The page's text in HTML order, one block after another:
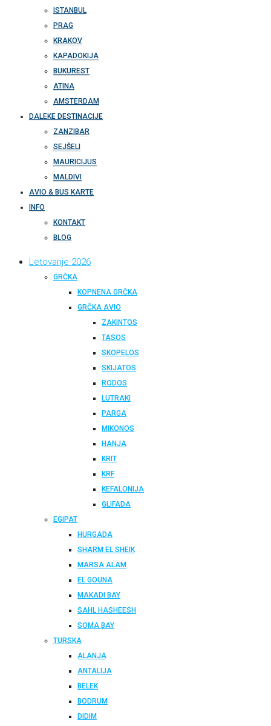
ISTANBUL
PRAG
KRAKOV
KAPADOKIJA
BUKUREST
ATINA
AMSTERDAM
DALEKE DESTINACIJE
ZANZIBAR
SEJŠELI
MAURICIJUS
MALDIVI
AVIO & BUS KARTE
INFO
KONTAKT
BLOG
Letovanje 2026
GRČKA
KOPNENA GRČKA
GRČKA AVIO
ZAKINTOS
TASOS
SKOPELOS
SKIJATOS
RODOS
LUTRAKI
PARGA
MIKONOS
HANJA
KRIT
KRF
KEFALONIJA
GLIFADA
EGIPAT
HURGADA
SHARM EL SHEIK
MARSA ALAM
EL GOUNA
MAKADI BAY
SAHL HASHEESH
SOMA BAY
TURSKA
ALANJA
ANTALIJA
BELEK
BODRUM
DIDIM